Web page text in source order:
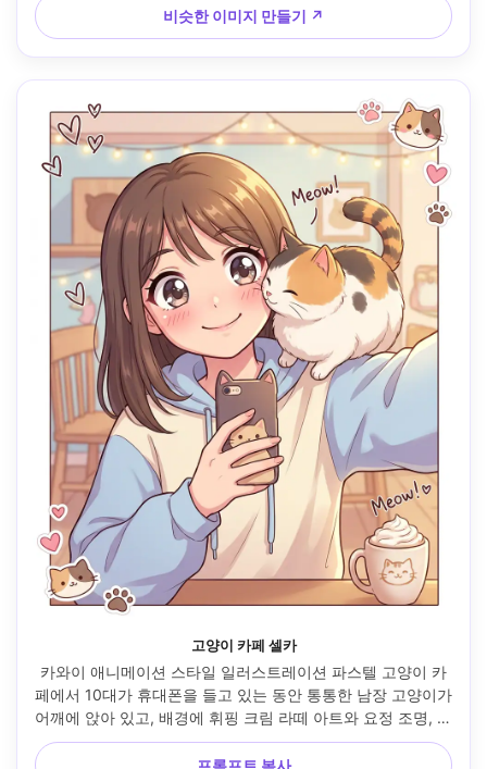
고 아름다운 구도, 85mm 렌즈, 얕은 피사계 깊이 --ar 4:5
비슷한 이미지 만들기 ↗
고양이 카페 셀카
카와이 애니메이션 스타일 일러스트레이션 파스텔 고양이 카
페에서 10대가 휴대폰을 들고 있는 동안 통통한 남장 고양이가
어깨에 앉아 있고, 배경에 휘핑 크림 라떼 아트와 요정 조명, 밝
은 표현 눈매, 부드러운 블러셔, 깔끔한 라인 아트, 선명한 셀
셰이딩, 따뜻한 하이라이트, 프레임 주변의 귀여운 스티커와